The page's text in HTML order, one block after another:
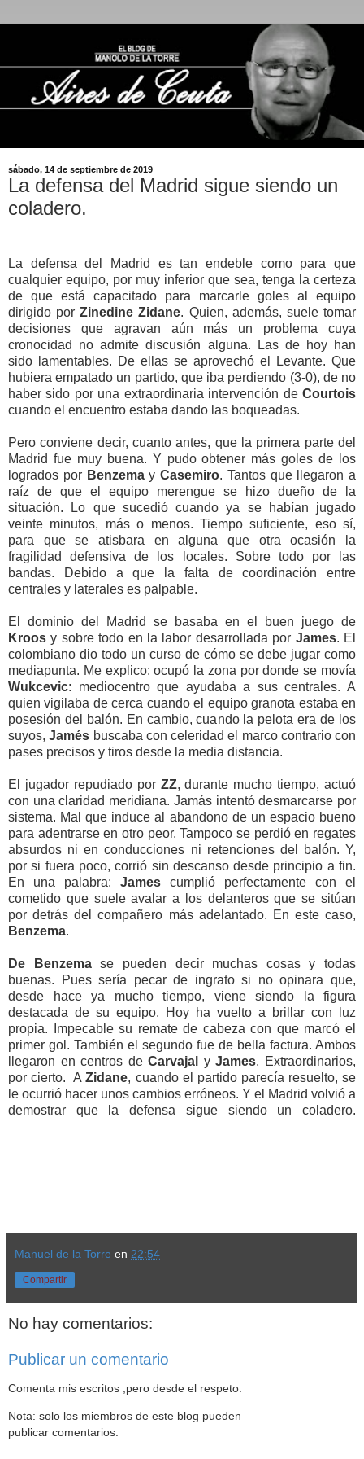
sábado, 14 de septiembre de 2019
La defensa del Madrid sigue siendo un
coladero.
La defensa del Madrid es tan endeble como para que
cualquier equipo, por muy inferior que sea, tenga la certeza
de que está capacitado para marcarle goles al equipo
dirigido porZinedine Zidane. Quien, además, suele tomar
decisiones que agravan aún más un problema cuya
cronocidad no admite discusión alguna. Las de hoy han
sido lamentables. De ellas se aprovechó el Levante. Que
hubiera empatado un partido, que iba perdiendo (3-0), de no
haber sido por una extraordinaria intervención de Courtois
cuando el encuentro estaba dando las boqueadas.
Pero conviene decir, cuanto antes, que la primera parte del
Madrid fue muy buena. Y pudo obtener más goles de los
logrados por Benzemay Casemiro. Tantos que llegaron a
raíz de que el equipo merengue se hizo dueño de la
situación. Lo que sucedió cuando ya se habían jugado
veinte minutos, más o menos. Tiempo suficiente, eso sí,
para que se atisbara en alguna que otra ocasión la
fragilidad defensiva de los locales. Sobre todo por las
bandas. Debido a que la falta de coordinación entre
centrales y laterales es palpable.
El dominio del Madrid se basaba en el buen juego de
Kroosy sobre todo en la labor desarrollada por James. El
colombiano dio todo un curso de cómo se debe jugar como
mediapunta. Me explico: ocupó la zona por donde se movía
Wukcevic: mediocentro que ayudaba a sus centrales. A
quien vigilaba de cerca cuando el equipo granota estaba en
posesión del balón. En cambio, cuando la pelota era de los
suyos,Jamés buscaba con celeridad el marco contrario con
pases precisos y tiros desde la media distancia.
El jugador repudiado por ZZ, durante mucho tiempo, actuó
con una claridad meridiana. Jamás intentó desmarcarse por
sistema. Mal que induce al abandono de un espacio bueno
para adentrarse en otro peor. Tampoco se perdió en regates
absurdos ni en conducciones ni retenciones del balón. Y,
por si fuera poco, corrió sin descanso desde principio a fin.
En una palabra: James cumplió perfectamente con el
cometido que suele avalar a los delanteros que se sitúan
por detrás del compañero más adelantado. En este caso,
Benzema.
De Benzemase pueden decir muchas cosas y todas
buenas. Pues sería pecar de ingrato si no opinara que,
desde hace ya mucho tiempo, viene siendo la figura
destacada de su equipo. Hoy ha vuelto a brillar con luz
propia. Impecable su remate de cabeza con que marcó el
primer gol. También el segundo fue de bella factura. Ambos
llegaron en centros deCarvajal yJames. Extraordinarios,
por cierto. AZidane, cuando el partido parecía resuelto, se
le ocurrió hacer unos cambios erróneos. Y el Madrid volvió a
demostrar que la defensa sigue siendo un coladero.
Manuel de la Torre en 22:54
Compartir
No hay comentarios:
Publicar un comentario
Comenta mis escritos ,pero desde el respeto.
Nota: solo los miembros de este blog pueden
publicar comentarios.